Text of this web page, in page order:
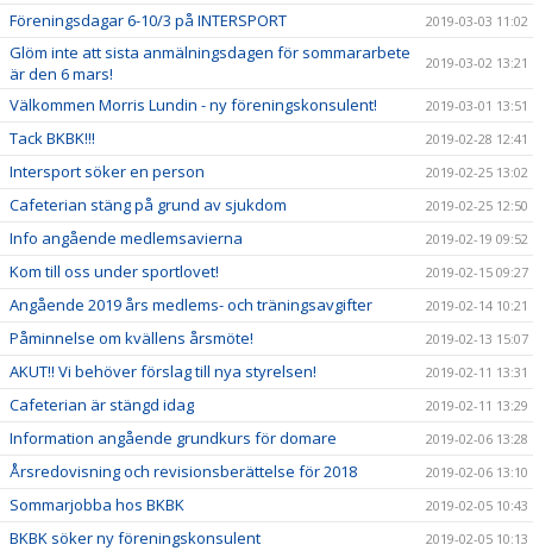
Föreningsdagar 6-10/3 på INTERSPORT 2019-03-03 11:02
Glöm inte att sista anmälningsdagen för sommararbete
är den 6 mars!
2019-03-02 13:21
Välkommen Morris Lundin - ny föreningskonsulent! 2019-03-01 13:51
Tack BKBK!!! 2019-02-28 12:41
Intersport söker en person 2019-02-25 13:02
Cafeterian stäng på grund av sjukdom 2019-02-25 12:50
Info angående medlemsavierna 2019-02-19 09:52
Kom till oss under sportlovet! 2019-02-15 09:27
Angående 2019 års medlems- och träningsavgifter 2019-02-14 10:21
Påminnelse om kvällens årsmöte! 2019-02-13 15:07
AKUT!! Vi behöver förslag till nya styrelsen! 2019-02-11 13:31
Cafeterian är stängd idag 2019-02-11 13:29
Information angående grundkurs för domare 2019-02-06 13:28
Årsredovisning och revisionsberättelse för 2018 2019-02-06 13:10
Sommarjobba hos BKBK 2019-02-05 10:43
BKBK söker ny föreningskonsulent 2019-02-05 10:13